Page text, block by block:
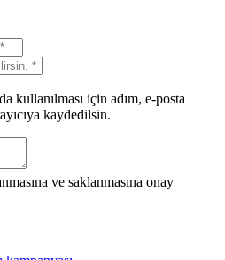
kullanılması için adım, e-posta
kaydedilsin.
ve saklanmasına onay